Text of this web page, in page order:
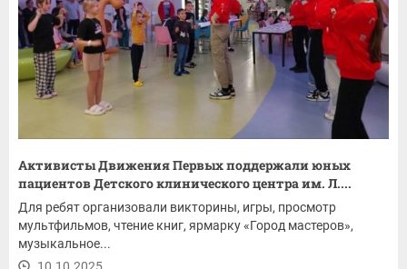
Активисты Движения Первых поддержали юных
пациентов Детского клинического центра им. Л....
Для ребят организовали викторины, игры, просмотр
мультфильмов, чтение книг, ярмарку «Город мастеров»,
музыкальное...
10.10.2025